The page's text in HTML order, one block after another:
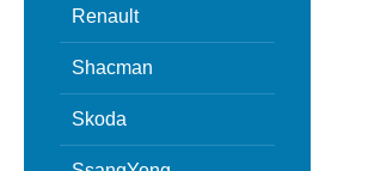
Renault
Shacman
Skoda